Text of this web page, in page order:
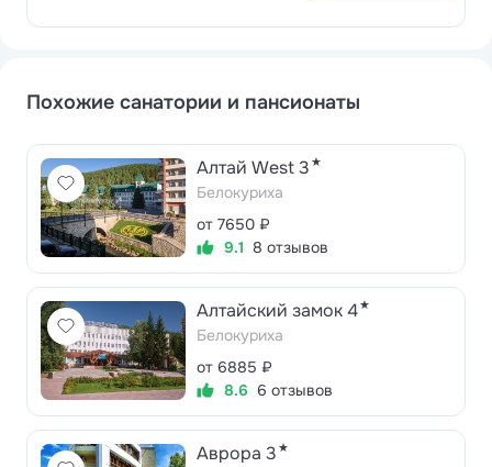
Похожие санатории и пансионаты
Алтай West 3 ★
Белокуриха
от 7650 ₽
9.1 8 отзывов
Алтайский замок 4★
Белокуриха
от 6885 ₽
8.6 6 отзывов
Аврора 3 ★